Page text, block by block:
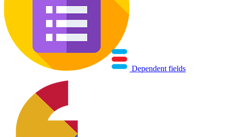
Dependent fields